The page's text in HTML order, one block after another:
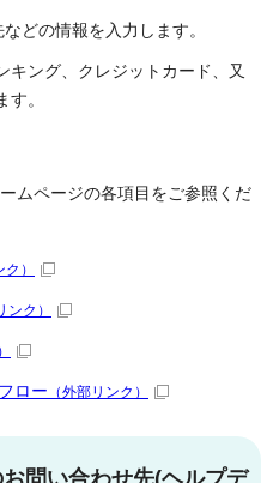
どの情報を入力します。
キング、クレジットカード、又
。
ムページの各項目をご参照くだ
）
ンク）
ロー （外部リンク）
問い合わせ先(ヘルプデ